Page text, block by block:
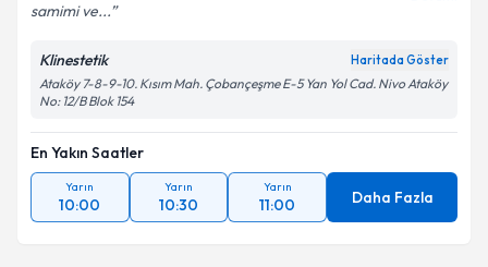
Kişisel verilerimin işlenmesine ilişkin
kapsamda işlenmesini kabul ediyorum.
Takvim Talebini Gönder
samimi ve...
Klinestetik Haritada Göster
Ataköy 7-8-9-10. Kısım Mah. Çobançeşme E-5 Yan Yol Cad. Nivo Ataköy
No: 12/B Blok 154
En Yakın Saatler
Yarın
10:00
Yarın
10:30
Yarın
11:00 Daha Fazla